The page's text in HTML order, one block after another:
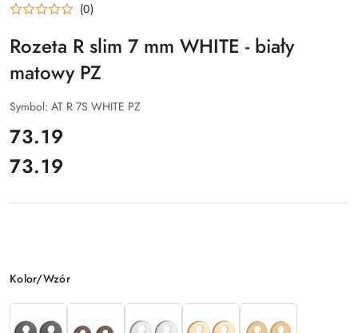
(0)
Rozeta R slim 7 mm WHITE - biały
matowy PZ
Symbol: AT R 7S WHITE PZ
cena:
73.19
Cena:
73.19
Wariant
Kolor/Wzór